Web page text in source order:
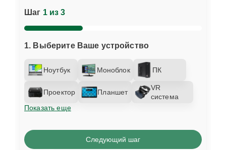
Шаг 1 из 3
1. Выберите Ваше устройство
Ноутбук Моноблок ПК
Проектор Планшет
VR
система
Показать еще
Следующий шаг